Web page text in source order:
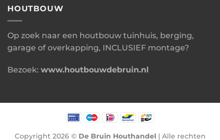
HOUTBOUW
Op zoek naar een houtbouw tuinhuis, berging,
garage of overkapping, INCLUSIEF montage?
Bezoek: www.houtbouwdebruin.nl
Copyright 2026 © De Bruin Houthandel | Alle rechten